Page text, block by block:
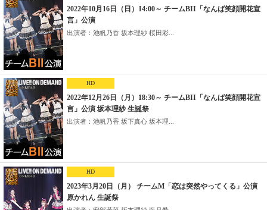
2022年10月16日（日）14:00～ チームBII「なんば笑顔開花宣
言」公演
出演者：池帆乃香 坂本理紗 桜田彩...
HD
2022年12月26日（月）18:30～ チームBII「なんば笑顔開花宣
言」公演 坂本理紗 生誕祭
出演者：池帆乃香 坂下真心 坂本理...
HD
2023年3月20日（月） チームM「恋は突然やってくる」公演
原かれん 生誕祭